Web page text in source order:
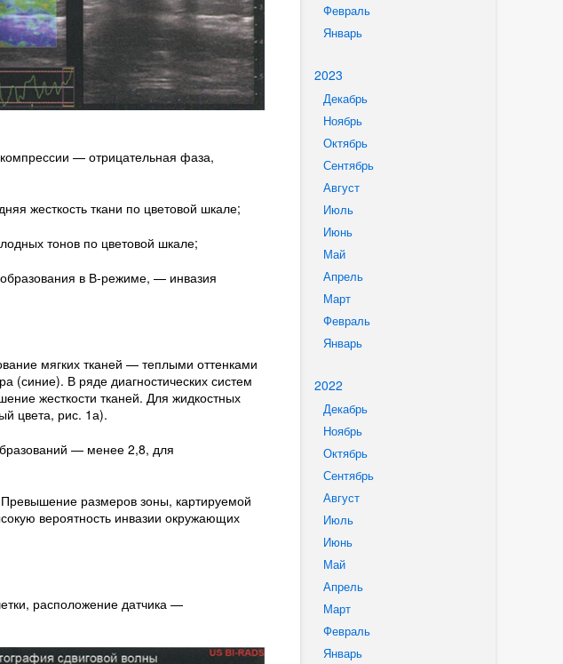
Февраль
Январь
2023
Декабрь
Ноябрь
Октябрь
Сентябрь
Август
Июль
Июнь
Май
Апрель
Март
Февраль
Январь
2022
Декабрь
Ноябрь
Октябрь
Сентябрь
Август
Июль
Июнь
Май
Апрель
Март
Февраль
Январь
— отрицательная фаза,
жесткость ткани по цветовой шкале;
тонов по цветовой шкале;
в В-режиме, — инвазия
мягких тканей — теплыми оттенками
(синие). В ряде диагностических систем
жесткости тканей. Для жидкостных
цвета, рис. 1а).
— менее 2,8, для
размеров зоны, картируемой
вероятность инвазии окружающих
расположение датчика —